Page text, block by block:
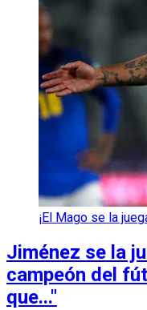
¡El Mago se la
Jiménez se la
campeón del
que..."